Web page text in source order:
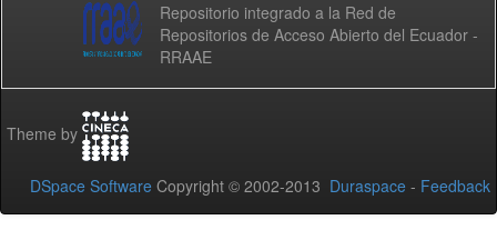
Repositorio integrado a la Red de
Repositorios de Acceso Abierto del Ecuador -
RRAAE
Theme by
DSpace Software Copyright © 2002-2013 Duraspace - Feedback